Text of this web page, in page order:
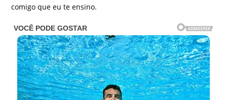
comigo que eu te ensino.